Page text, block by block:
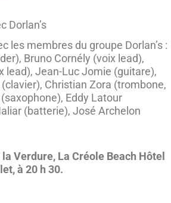
Dorlan’s
les membres du groupe Dorlan’s :
Bruno Cornély (voix lead),
lead), Jean-Luc Jomie (guitare),
Christian Zora (trombone,
Eddy Latour
(batterie), José Archelon
Verdure, La Créole Beach Hôtel
à 20 h 30.